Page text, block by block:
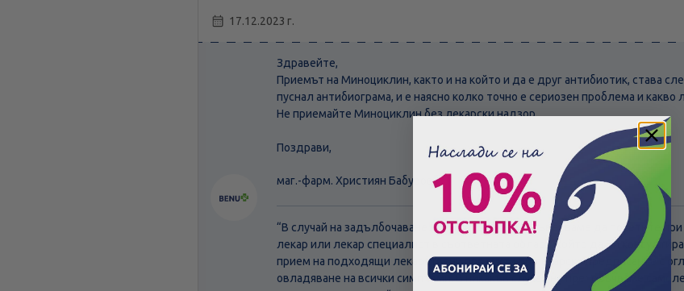
17.12.2023 г.
Здравейте,
Приемът на Миноциклин, както и на който и да е друг антибиотик, става
пуснал антибиограма, и е наясно колко точно е сериозен проблема и
Не приемайте Миноциклин без лекарски надзор.
Поздрави,
маг.-фарм. Християн Бабуров
“В случай на задълбочаване на симптомите, Ви съветваме да посетите
лекар или лекар специалист в съответната област, който да Ви
прием на подходящи лекарствени продукти по лекарско предписание с
овладяване на всички симптоми. В никакъв случай не препоръчваме